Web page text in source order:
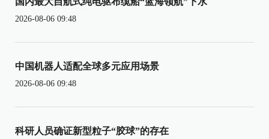
2026-08-06 09:48
中国机器人适配全球多元应用场景
2026-08-06 09:48
科研人员确证新型粒子“胶球”的存在